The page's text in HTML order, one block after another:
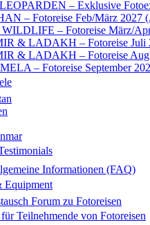
– Exklusive
– Fotoreise Feb/März 2027
– Fotoreise März/
& LADAKH – Fotoreise Juli
& LADAKH – Fotoreise
– Fotoreise September
Informationen (FAQ)
Equipment
Forum zu Fotoreisen
Teilnehmende von Fotoreisen